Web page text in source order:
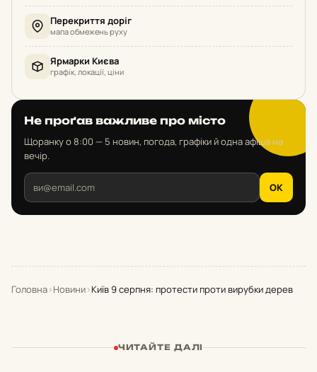
Перекриття доріг
мапа обмежень руху
Ярмарки Києва
графік, локації, ціни
Не проґав важливе про місто
Щоранку о 8:00 — 5 новин, погода, графіки й одна афіша на
вечір.
OK
Головна›Новини›Київ 9 серпня: протести проти вирубки дерев
ЧИТАЙТЕ ДАЛІ